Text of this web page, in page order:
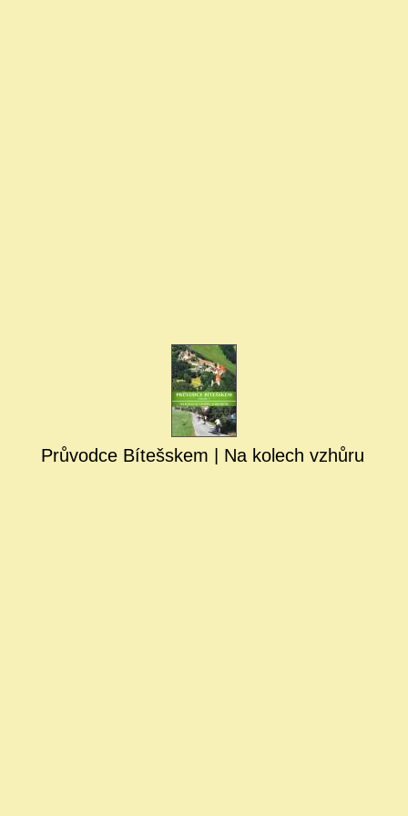
Průvodce Bítešskem | Na kolech vzhůru k